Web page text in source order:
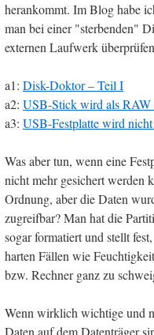
herankommt. Im Blog habe
man bei einer "sterbenden"
externen Laufwerk
a1: Disk-Doktor – Teil I
a2: USB-Stick wird als
a3: USB-Festplatte wird
Was aber tun, wenn eine
nicht mehr gesichert werden
Ordnung, aber die Daten
zugreifbar? Man hat die
sogar formatiert und stellt
harten Fällen wie
bzw. Rechner ganz zu
Wenn wirklich wichtige und